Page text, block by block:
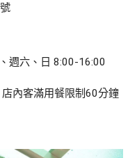
週六、日 8:00-16:00
內客滿用餐限制60分鐘